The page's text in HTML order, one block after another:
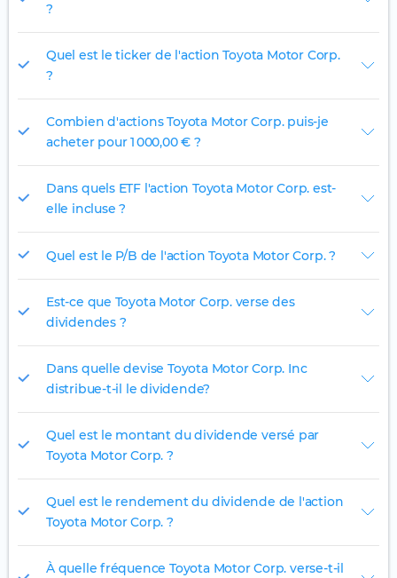
?
Quel est le ticker de l'action Toyota Motor Corp.
?
Combien d'actions Toyota Motor Corp. puis-je
acheter pour 1 000,00 € ?
Dans quels ETF l'action Toyota Motor Corp. est-
elle incluse ?
Quel est le P/B de l'action Toyota Motor Corp. ?
Est-ce que Toyota Motor Corp. verse des
dividendes ?
Dans quelle devise Toyota Motor Corp. Inc
distribue-t-il le dividende?
Quel est le montant du dividende versé par
Toyota Motor Corp. ?
Quel est le rendement du dividende de l'action
Toyota Motor Corp. ?
À quelle fréquence Toyota Motor Corp. verse-t-il